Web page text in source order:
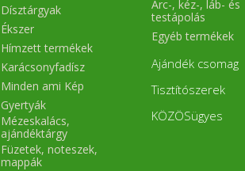
magadat vagy másokat. Egy új
lehetőség, ami színesíti a
palettát a tudatos, egészséges
táplálkozás terén. Használhatod
különleges ételek, desszertek
alapanyagaként. Lehet pl. belőle
gluténmentes beiglit, gyümölcs
sushit, vagy karamellizált
gyümölcsbe tekert olvasztott
kecskesajtot is készíteni....Hmm?
Gyártó: Aloha Kft. Pomáz,
Magyarország
Dísztárgyak
Ékszer
Hímzett termékek
Karácsonyfadísz
Minden ami Kép
Gyertyák
Mézeskalács,
ajándéktárgy
Füzetek, noteszek,
mappák
Arc-, kéz-, láb- és
testápolás
Egyéb termékek
Ajándék csomag
Tisztítószerek
KÖZÖSügyes